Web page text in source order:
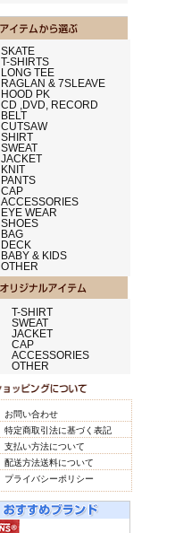
SKATE
T-SHIRTS
LONG TEE
RAGLAN & 7SLEAVE
HOOD PK
CD ,DVD, RECORD
BELT
CUTSAW
SHIRT
SWEAT
JACKET
KNIT
PANTS
CAP
ACCESSORIES
EYE WEAR
SHOES
BAG
DECK
BABY & KIDS
OTHER
T-SHIRT
SWEAT
JACKET
CAP
ACCESSORIES
OTHER
お問い合わせ
特定商取引法に基づく表記
支払い方法について
配送方法送料について
プライバシーポリシー